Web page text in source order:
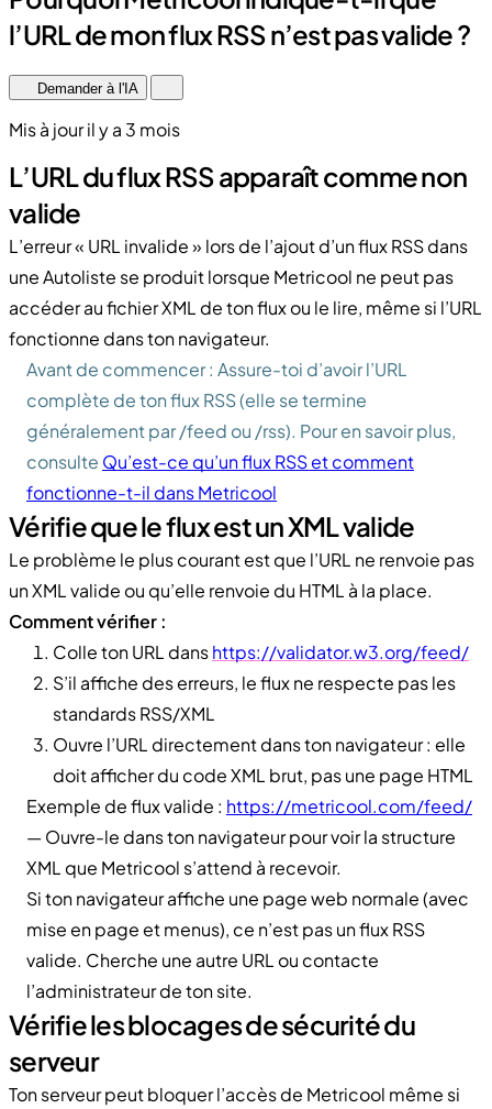
l’URL de mon flux RSS n’est pas valide ?
Demander à l'IA
Mis à jour il y a 3 mois
L’URL du flux RSS apparaît comme non
valide
L’erreur « URL invalide » lors de l’ajout d’un flux RSS dans
une Autoliste se produit lorsque Metricool ne peut pas
accéder au fichier XML de ton flux ou le lire, même si l’URL
fonctionne dans ton navigateur.
Avant de commencer : Assure-toi d’avoir l’URL
complète de ton flux RSS (elle se termine
généralement par /feed ou /rss). Pour en savoir plus,
consulte Qu’est-ce qu’un flux RSS et comment
fonctionne-t-il dans Metricool
Vérifie que le flux est un XML valide
Le problème le plus courant est que l’URL ne renvoie pas
un XML valide ou qu’elle renvoie du HTML à la place.
Comment vérifier :
Colle ton URL danshttps://validator.w3.org/feed/
S’il affiche des erreurs, le flux ne respecte pas les
standards RSS/XML
Ouvre l’URL directement dans ton navigateur : elle
doit afficher du code XML brut, pas une page HTML
Exemple de flux valide : https://metricool.com/feed/
— Ouvre-le dans ton navigateur pour voir la structure
XML que Metricool s’attend à recevoir.
Si ton navigateur affiche une page web normale (avec
mise en page et menus), ce n’est pas un flux RSS
valide. Cherche une autre URL ou contacte
l’administrateur de ton site.
Vérifie les blocages de sécurité du
serveur
Ton serveur peut bloquer l’accès de Metricool même si